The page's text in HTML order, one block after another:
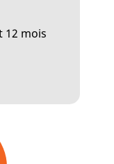
12 mois